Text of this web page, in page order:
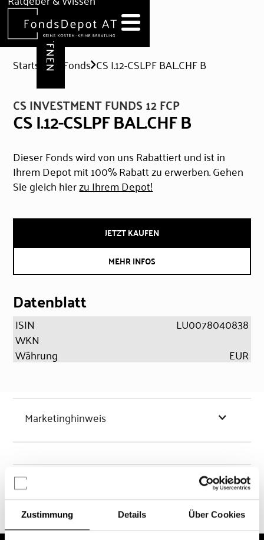
Zustimmung Details Über Cookies
Hilfe & Formulare
DEPOT ERÖFFNEN
Startseite Fonds CS I.12-CSLPF BAL.CHF B
CS INVESTMENT FUNDS 12 FCP
CS I.12-CSLPF BAL.CHF B
Dieser Fonds wird von uns Rabattiert und ist in
Ihrem Depot mit 100% Rabatt zu erwerben. Gehen
Sie gleich hierzu Ihrem Depot!
JETZT KAUFEN
MEHR INFOS
Datenblatt
ISIN
LU0078040838
WKN
Währung
EUR
Marketinghinweis
Chancen & Risiken